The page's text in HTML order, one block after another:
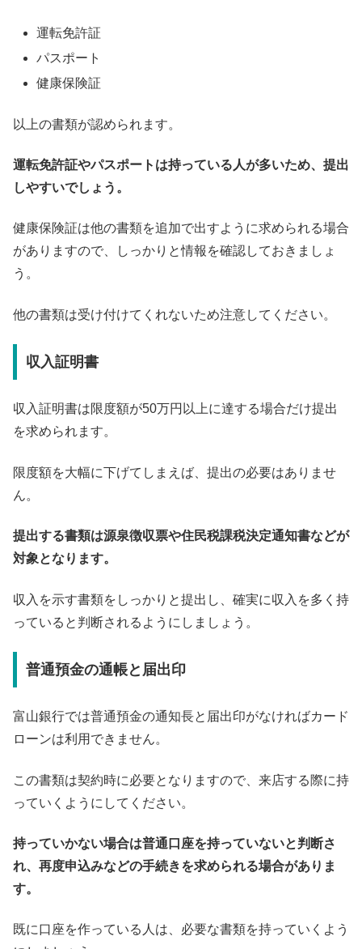
運転免許証
パスポート
健康保険証
以上の書類が認められます。
運転免許証やパスポートは持っている人が多いため、提出
しやすいでしょう。
健康保険証は他の書類を追加で出すように求められる場合
がありますので、しっかりと情報を確認しておきましょ
う。
他の書類は受け付けてくれないため注意してください。
収入証明書
収入証明書は限度額が50万円以上に達する場合だけ提出
を求められます。
限度額を大幅に下げてしまえば、提出の必要はありませ
ん。
提出する書類は源泉徴収票や住民税課税決定通知書などが
対象となります。
収入を示す書類をしっかりと提出し、確実に収入を多く持
っていると判断されるようにしましょう。
普通預金の通帳と届出印
富山銀行では普通預金の通知長と届出印がなければカード
ローンは利用できません。
この書類は契約時に必要となりますので、来店する際に持
っていくようにしてください。
持っていかない場合は普通口座を持っていないと判断さ
れ、再度申込みなどの手続きを求められる場合がありま
す。
既に口座を作っている人は、必要な書類を持っていくよう